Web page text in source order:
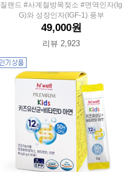
질랜드 #사계절방목젖소 #면역인자(Ig
G)와 성장인자(IGF-1) 풍부
49,000원
리뷰 2,923